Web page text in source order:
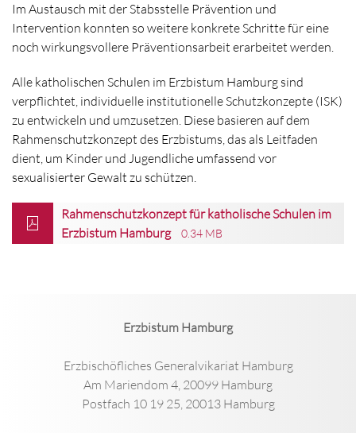
Im Austausch mit der Stabsstelle Prävention und
Intervention konnten so weitere konkrete Schritte für eine
noch wirkungsvollere Präventionsarbeit erarbeitet werden.
Alle katholischen Schulen im Erzbistum Hamburg sind
verpflichtet, individuelle institutionelle Schutzkonzepte (ISK)
zu entwickeln und umzusetzen. Diese basieren auf dem
Rahmenschutzkonzept des Erzbistums, das als Leitfaden
dient, um Kinder und Jugendliche umfassend vor
sexualisierter Gewalt zu schützen.
Rahmenschutzkonzept für katholische Schulen im
Erzbistum Hamburg
0.34 MB
Erzbistum Hamburg
Erzbischöfliches Generalvikariat Hamburg
Am Mariendom 4, 20099 Hamburg
Postfach 10 19 25, 20013 Hamburg